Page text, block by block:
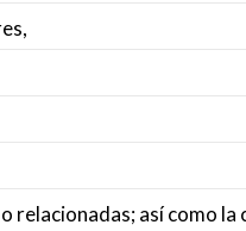
así como la